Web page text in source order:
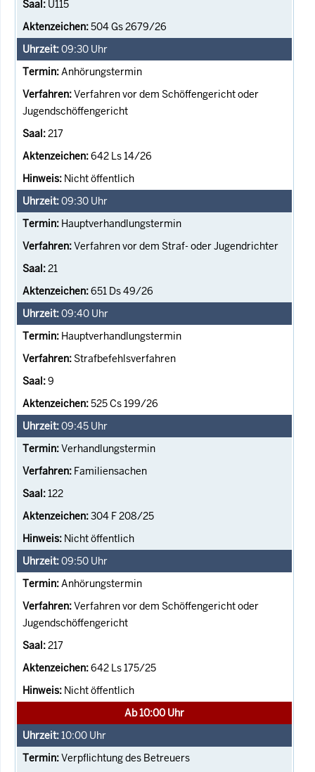
U115
504 Gs 2679/26
09:30 Uhr
Anhörungstermin
Verfahren vor dem Schöffengericht oder
Jugendschöffengericht
217
642 Ls 14/26
Nicht öffentlich
09:30 Uhr
Hauptverhandlungstermin
Verfahren vor dem Straf- oder Jugendrichter
21
651 Ds 49/26
09:40 Uhr
Hauptverhandlungstermin
Strafbefehlsverfahren
9
525 Cs 199/26
09:45 Uhr
Verhandlungstermin
Familiensachen
122
304 F 208/25
Nicht öffentlich
09:50 Uhr
Anhörungstermin
Verfahren vor dem Schöffengericht oder
Jugendschöffengericht
217
642 Ls 175/25
Nicht öffentlich
Ab 10:00 Uhr
10:00 Uhr
Verpflichtung des Betreuers